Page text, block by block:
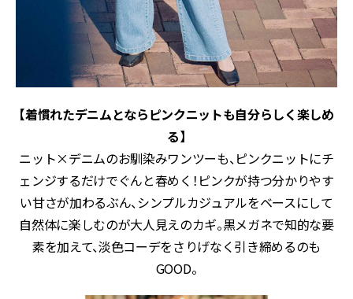
【着慣れたデニムとならピンクニットも自分らしく楽しめ
る】
ニット×デニムのお馴染みワンツーも、ピンクニットにチ
ェンジするだけでぐんと春めく！ピンクが持つ分かりやす
い甘さが加わるぶん、シンプルカジュアルをベースにして
自然体に楽しむのが大人見えのカギ。黒メガネで知的な要
素を加えて、淡色コーデをさりげなく引き締めるのも
GOOD。